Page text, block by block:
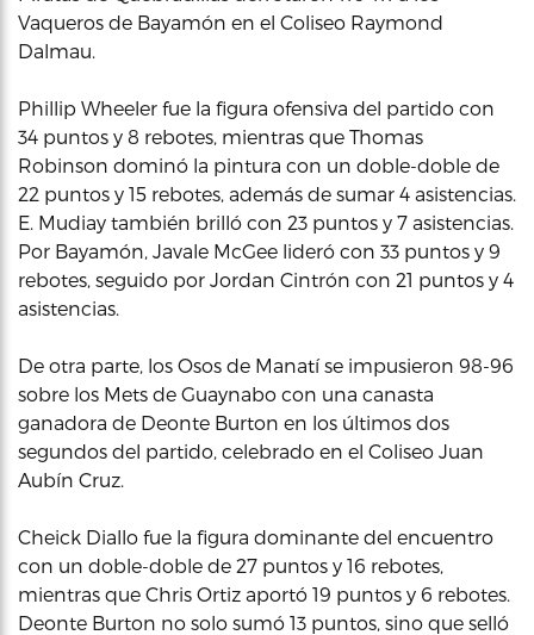
Vaqueros de Bayamón en el Coliseo Raymond
Dalmau.
Phillip Wheeler fue la figura ofensiva del partido con
34 puntos y 8 rebotes, mientras que Thomas
Robinson dominó la pintura con un doble-doble de
22 puntos y 15 rebotes, además de sumar 4 asistencias.
E. Mudiay también brilló con 23 puntos y 7 asistencias.
Por Bayamón, Javale McGee lideró con 33 puntos y 9
rebotes, seguido por Jordan Cintrón con 21 puntos y 4
asistencias.
De otra parte, los Osos de Manatí se impusieron 98-96
sobre los Mets de Guaynabo con una canasta
ganadora de Deonte Burton en los últimos dos
segundos del partido, celebrado en el Coliseo Juan
Aubín Cruz.
Cheick Diallo fue la figura dominante del encuentro
con un doble-doble de 27 puntos y 16 rebotes,
mientras que Chris Ortiz aportó 19 puntos y 6 rebotes.
Deonte Burton no solo sumó 13 puntos, sino que selló